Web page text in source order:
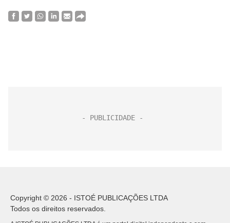
Copyright © 2026 - ISTOÉ PUBLICAÇÕES LTDA
Todos os direitos reservados.